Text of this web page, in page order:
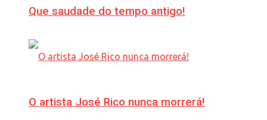
Que saudade do tempo antigo!
O artista José Rico nunca morrerá!